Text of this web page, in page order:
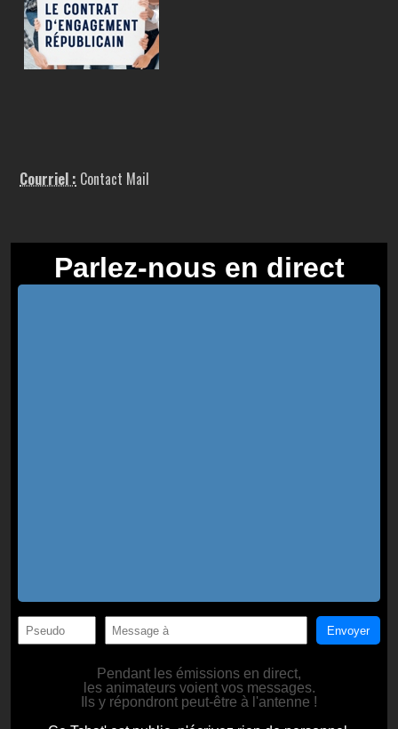
Courriel : Contact Mail